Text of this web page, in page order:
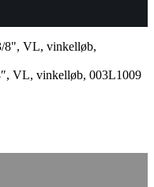
VL, vinkelløb, 003L1009